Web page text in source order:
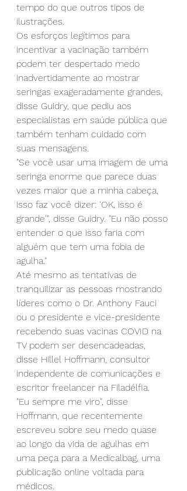
tempo do que outros tipos de
ilustrações.
Os esforços legítimos para
incentivar a vacinação também
podem ter despertado medo
inadvertidamente ao mostrar
seringas exageradamente grandes,
disse Guidry, que pediu aos
especialistas em saúde pública que
também tenham cuidado com
suas mensagens.
"Se você usar uma imagem de uma
seringa enorme que parece duas
vezes maior que a minha cabeça,
isso faz você dizer: 'OK, isso é
grande'", disse Guidry. "Eu não posso
entender o que isso faria com
alguém que tem uma fobia de
agulha."
Até mesmo as tentativas de
tranquilizar as pessoas mostrando
líderes como o Dr. Anthony Fauci
ou o presidente e vice-presidente
recebendo suas vacinas COVID na
TV podem ser desencadeadas,
disse Hillel Hoffmann, consultor
independente de comunicações e
escritor freelancer na Filadélfia.
"Eu sempre me viro", disse
Hoffmann, que recentemente
escreveu sobre seu medo quase
ao longo da vida de agulhas em
uma peça para a Medicalbag, uma
publicação online voltada para
médicos.